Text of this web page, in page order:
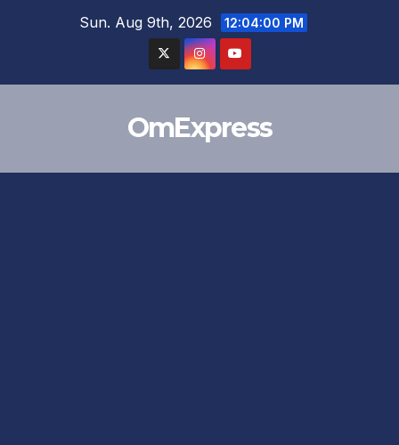
Sun. Aug 9th, 2026 12:04:01 PM
OmExpress